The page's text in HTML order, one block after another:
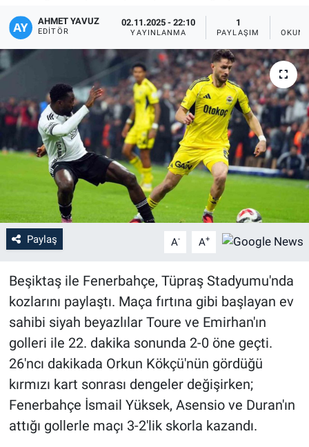
AHMET YAVUZ
EDITÖR
02.11.2025 - 22:10
YAYINLANMA
1
PAYLAŞIM
Paylaş A- A+
Beşiktaş ile Fenerbahçe, Tüpraş Stadyumu'nda
kozlarını paylaştı. Maça fırtına gibi başlayan ev
sahibi siyah beyazlılar Toure ve Emirhan'ın
golleri ile 22. dakika sonunda 2-0 öne geçti.
26'ncı dakikada Orkun Kökçü'nün gördüğü
kırmızı kart sonrası dengeler değişirken;
Fenerbahçe İsmail Yüksek, Asensio ve Duran'ın
attığı gollerle maçı 3-2'lik skorla kazandı.